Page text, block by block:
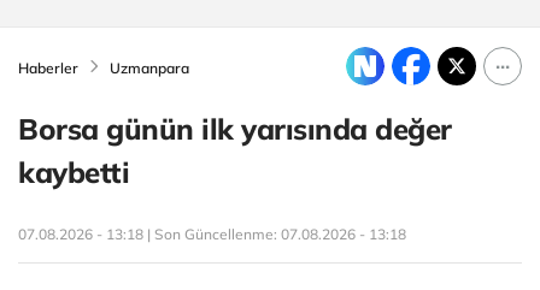
Haberler Uzmanpara
Borsa günün ilk yarısında değer
kaybetti
07.08.2026 - 13:18 | Son Güncellenme: 07.08.2026 - 13:18